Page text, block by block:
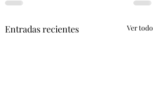
Entradas recientes Ver todo